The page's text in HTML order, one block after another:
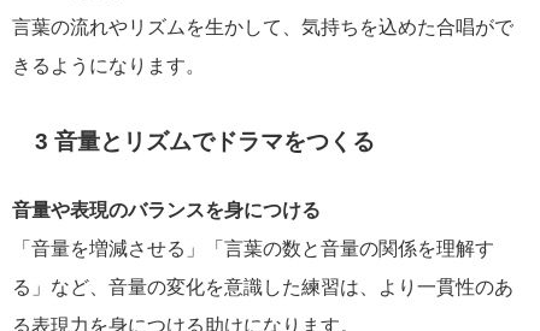
言葉の流れやリズムを生かして、気持ちを込めた合唱がで
きるようになります。
3 音量とリズムでドラマをつくる
音量や表現のバランスを身につける
「音量を増減させる」「言葉の数と音量の関係を理解す
る」など、音量の変化を意識した練習は、より一貫性のあ
る表現力を身につける助けになります。